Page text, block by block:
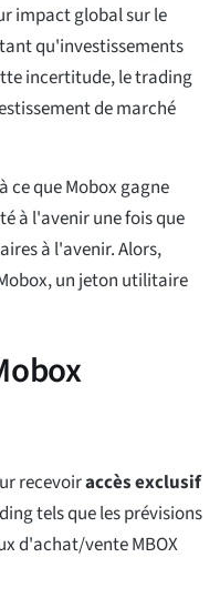
impact global sur le
qu'investissements
incertitude, le trading
de marché
que Mobox gagne
à l'avenir une fois que
à l'avenir. Alors,
un jeton utilitaire
recevoiraccès exclusif
tels que les prévisions
d'achat/vente MBOX